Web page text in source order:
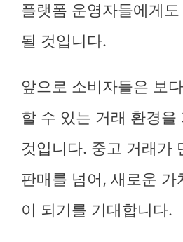
플랫폼 운영자들에게
될 것입니다.
앞으로 소비자들은 보
할 수 있는 거래 환경을
것입니다. 중고 거래가
판매를 넘어, 새로운 가
이 되기를 기대합니다.